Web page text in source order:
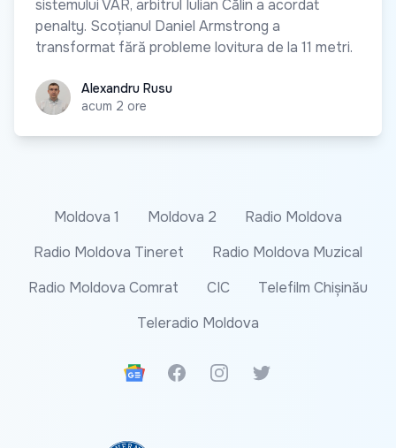
sistemului VAR, arbitrul Iulian Călin a acordat
penalty. Scoțianul Daniel Armstrong a
transformat fără probleme lovitura de la 11 metri.
Alexandru Rusu
Alexandru Rusu
acum 2 ore
Moldova 1 Moldova 2
Radio Moldova
Radio Moldova Tineret
Radio Moldova Muzical
Radio Moldova Comrat
CIC
Telefilm Chișinău
Teleradio Moldova
Google News
FacebookInstagramTwitter